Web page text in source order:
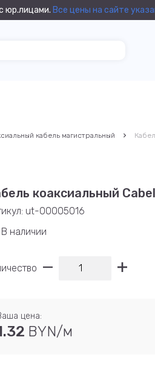
юр.лицами. Все цены на сайте
кабель магистральный
коаксиальный
ut-00005016
В наличии
цена:
BYN/м